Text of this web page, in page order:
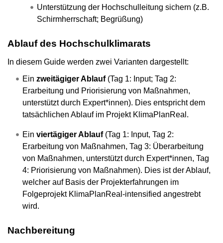
Unterstützung der Hochschulleitung sichern (z.B.
Schirmherrschaft; Begrüßung)
Ablauf des Hochschulklimarats
In diesem Guide werden zwei Varianten dargestellt:
Ein zweitägiger Ablauf(Tag 1: Input; Tag 2:
Erarbeitung und Priorisierung von Maßnahmen,
unterstützt durch Expert*innen). Dies entspricht dem
tatsächlichen Ablauf im Projekt KlimaPlanReal.
Ein viertägiger Ablauf(Tag 1: Input, Tag 2:
Erarbeitung von Maßnahmen, Tag 3: Überarbeitung
von Maßnahmen, unterstützt durch Expert*innen, Tag
4: Priorisierung von Maßnahmen). Dies ist der Ablauf,
welcher auf Basis der Projekterfahrungen im
Folgeprojekt KlimaPlanReal-intensified angestrebt
wird.
Nachbereitung